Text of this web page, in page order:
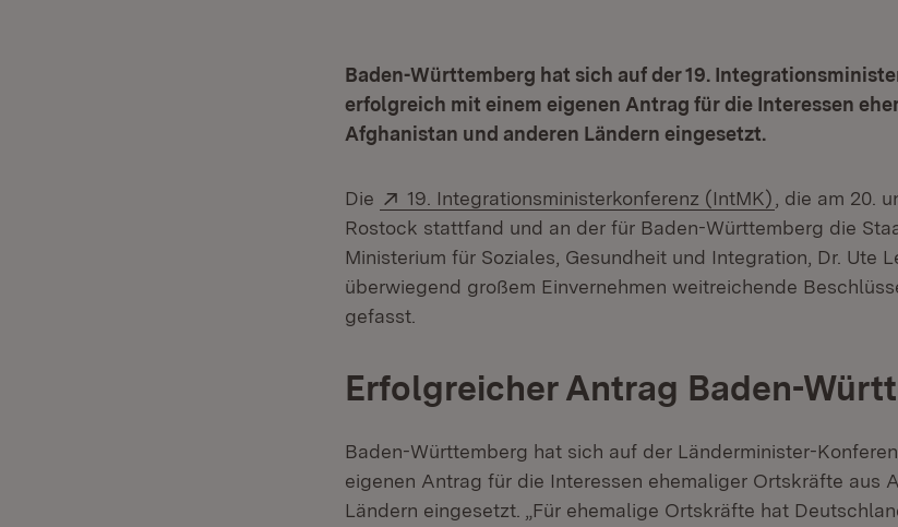
Baden-Württemberg hat sich auf der 19.
erfolgreich mit einem eigenen Antrag für die Interessen
Afghanistan und anderen Ländern eingesetzt.
Die Extern:
19. Integrationsministerkonferenz (IntMK) (Öffnet in
, die am 20.
Rostock stattfand und an der für Baden-Württemberg die
Ministerium für Soziales, Gesundheit und Integration, Dr. Ute
überwiegend großem Einvernehmen weitreichende
gefasst.
Erfolgreicher Antrag Baden-
Baden-Württemberg hat sich auf der Länderminister-
eigenen Antrag für die Interessen ehemaliger Ortskräfte aus
Ländern eingesetzt. „Für ehemalige Ortskräfte hat